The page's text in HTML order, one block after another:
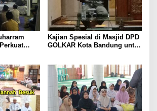
Kajian Spesial di Masjid DPD
GOLKAR Kota Bandung untuk
Generasi Muda